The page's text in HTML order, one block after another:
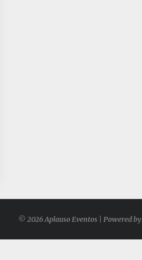
© 2026 Aplauso Eventos | Powered by